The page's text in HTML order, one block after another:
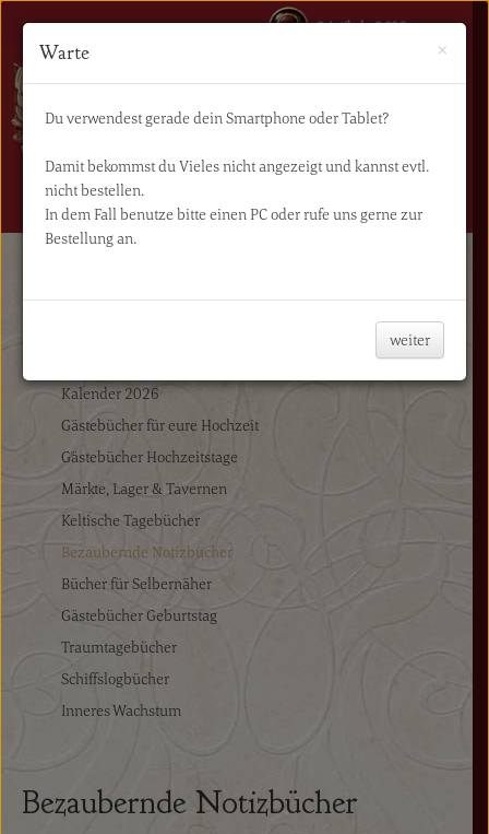
0 Artikel - 0,00€
NAVIGATION
Kalender 2026
Gästebücher für eure Hochzeit
Gästebücher Hochzeitstage
Märkte, Lager & Tavernen
Keltische Tagebücher
Bezaubernde Notizbücher
Bücher für Selbernäher
Gästebücher Geburtstag
Traumtagebücher
Schiffslogbücher
Inneres Wachstum
Bezaubernde Notizbücher
×
Warte
Du verwendest gerade dein Smartphone oder Tablet?
Damit bekommst du Vieles nicht angezeigt und kannst evtl.
nicht bestellen.
In dem Fall benutze bitte einen PC oder rufe uns gerne zur
Bestellung an.
weiter